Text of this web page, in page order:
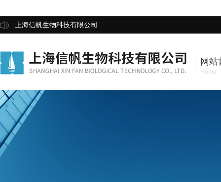
上海信帆生物科技有限公司
网站
Home